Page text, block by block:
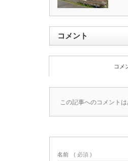
コメント
コメ
この記事へのコメントは
名前 ( 必須 )